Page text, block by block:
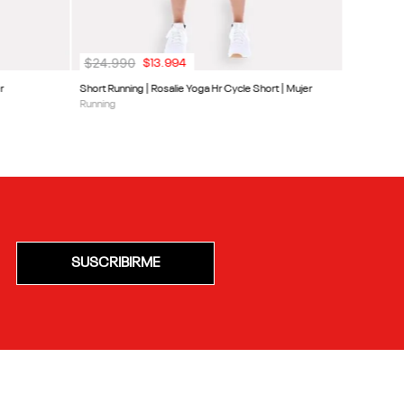
Short Running | Rosalie Yoga Hr Cycle Short | Mujer
Running
$24.990 $13.994
SUSCRIBIRME